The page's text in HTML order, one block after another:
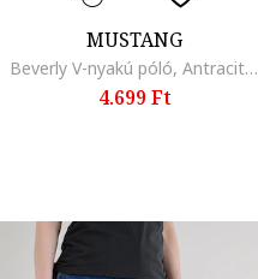
MUSTANG
Beverly V-nyakú póló, Antracitszürke
4.699 Ft